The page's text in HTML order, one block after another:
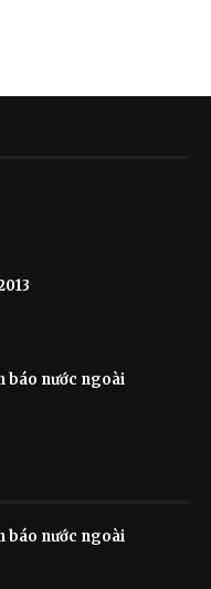
báo nước ngoài
báo nước ngoài